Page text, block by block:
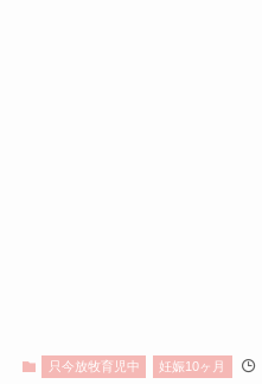
只今放牧育児中 妊娠10ヶ月